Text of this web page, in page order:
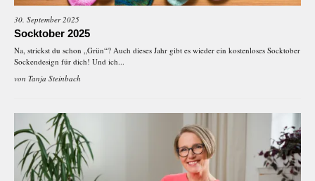
30. September 2025
Socktober 2025
Na, strickst du schon „Grün“? Auch dieses Jahr gibt es wieder ein kostenloses Socktober
Sockendesign für dich! Und ich...
von Tanja Steinbach